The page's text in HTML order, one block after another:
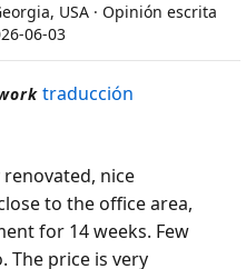
USA · Opinión escrita
06-03
traducción
nice
to the office area,
for 14 weeks. Few
The price is very